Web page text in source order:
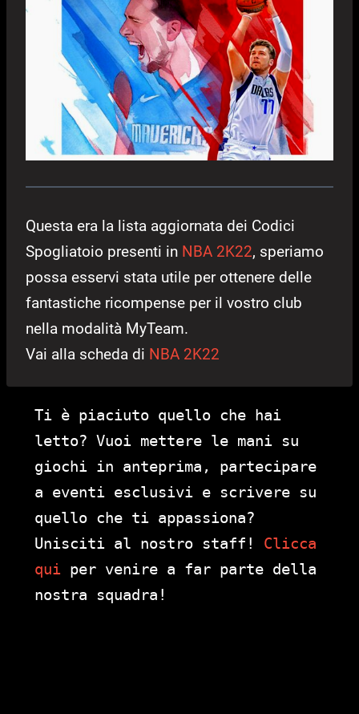
Questa era la lista aggiornata dei Codici
Spogliatoio presenti in NBA 2K22, speriamo
possa esservi stata utile per ottenere delle
fantastiche ricompense per il vostro club
nella modalità MyTeam.
Vai alla scheda di NBA 2K22
Ti è piaciuto quello che hai
letto? Vuoi mettere le mani su
giochi in anteprima, partecipare
a eventi esclusivi e scrivere su
quello che ti appassiona?
Unisciti al nostro staff! Clicca
qui per venire a far parte della
nostra squadra!